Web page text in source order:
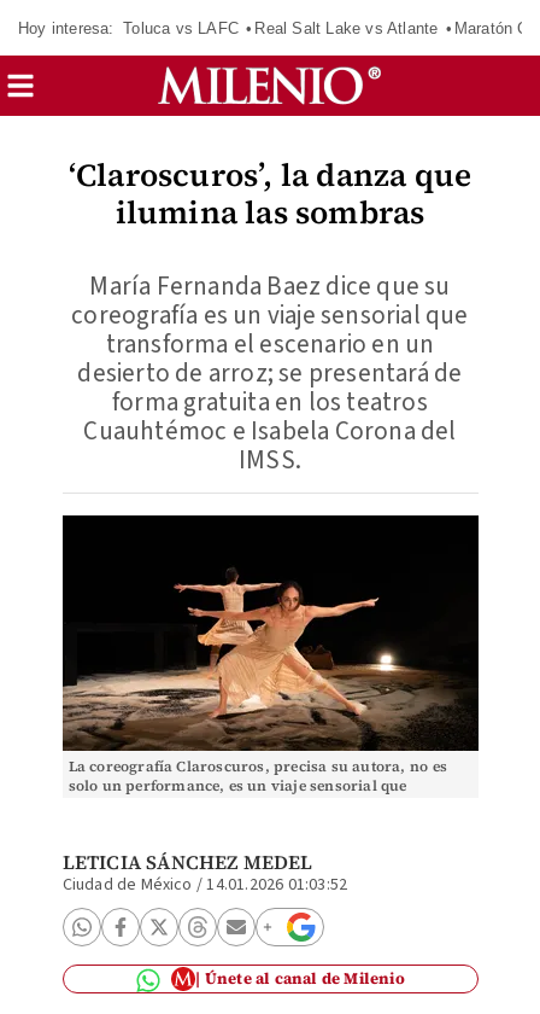
Hoy interesa: Toluca vs LAFC Real Salt Lake vs Atlante Maratón
‘Claroscuros’, la danza que
ilumina las sombras
María Fernanda Baez dice que su
coreografía es un viaje sensorial que
transforma el escenario en un
desierto de arroz; se presentará de
forma gratuita en los teatros
Cuauhtémoc e Isabela Corona del
IMSS.
La coreografía Claroscuros, precisa su autora, no es
solo un performance, es un viaje sensorial que
LETICIA SÁNCHEZ MEDEL
Ciudad de México /14.01.2026 01:03:52
Únete al canal de Milenio